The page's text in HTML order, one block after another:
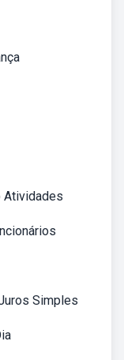
Atividades
Simples